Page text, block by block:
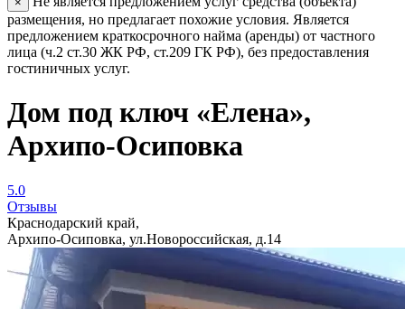
размещения, но предлагает похожие условия. Является
предложением краткосрочного найма (аренды) от частного
лица (ч.2 ст.30 ЖК РФ, ст.209 ГК РФ), без предоставления
гостиничных услуг.
Дом под ключ «Елена»,
Архипо-Осиповка
5.0
Отзывы
Краснодарский край,
Архипо-Осиповка, ул.Новороссийская, д.14